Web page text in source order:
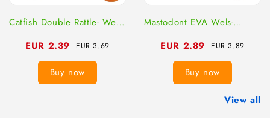
Catfish Double Rattle- Wels
EUR 2.39 EUR 3.69
Buy now
Mastodont EVA Wels-
EUR 2.89 EUR 3.89
Buy now
View all